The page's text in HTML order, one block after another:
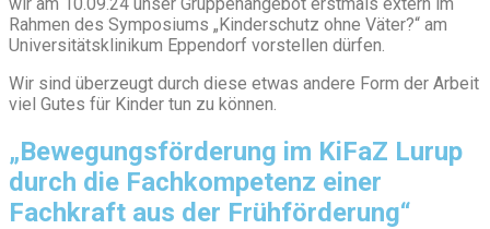
Rahmen des Symposiums „Kinderschutz ohne Väter?“ am
Universitätsklinikum Eppendorf vorstellen dürfen.
Wir sind überzeugt durch diese etwas andere Form der Arbeit
viel Gutes für Kinder tun zu können.
„Bewegungsförderung im KiFaZ Lurup
durch die Fachkompetenz einer
Fachkraft aus der Frühförderung“